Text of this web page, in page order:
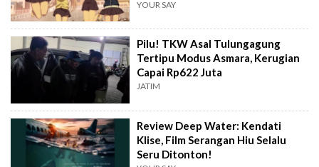
YOUR SAY
Pilu! TKW Asal Tulungagung
Tertipu Modus Asmara, Kerugian
Capai Rp622 Juta
JATIM
Review Deep Water: Kendati
Klise, Film Serangan Hiu Selalu
Seru Ditonton!